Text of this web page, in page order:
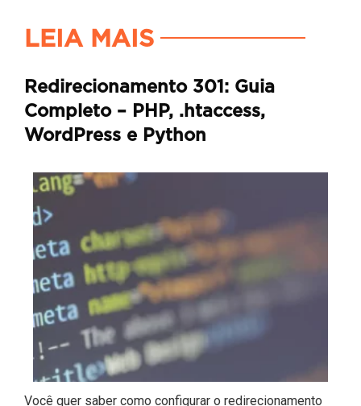
LEIA MAIS
Redirecionamento 301: Guia
Completo – PHP, .htaccess,
WordPress e Python
Você quer saber como configurar o redirecionamento